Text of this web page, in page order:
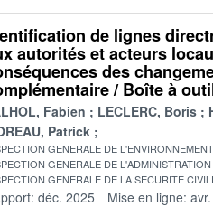
de lignes
autorités et acteurs
des
/ Boîte à
Fabien LECLERC, Boris
Patrick
GENERALE DE
GENERALE DE
GENERALE DE LA SECURITE
déc. 2025 Mise en ligne: